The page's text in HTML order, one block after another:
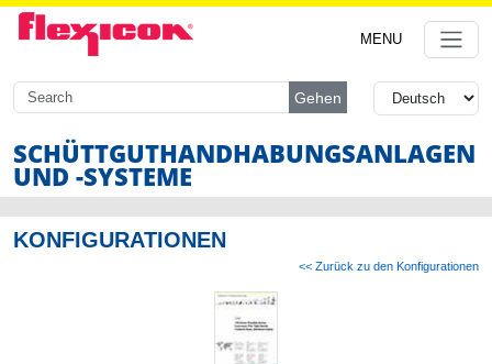
MENU
Gehen
SCHÜTTGUTHANDHABUNGSANLAGEN
UND -SYSTEME
KONFIGURATIONEN
<< Zurück zu den Konfigurationen